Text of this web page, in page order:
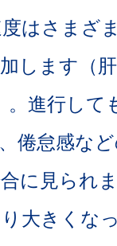
はさまざ
します（
。進行して
倦怠感な
に見られ
大きくな